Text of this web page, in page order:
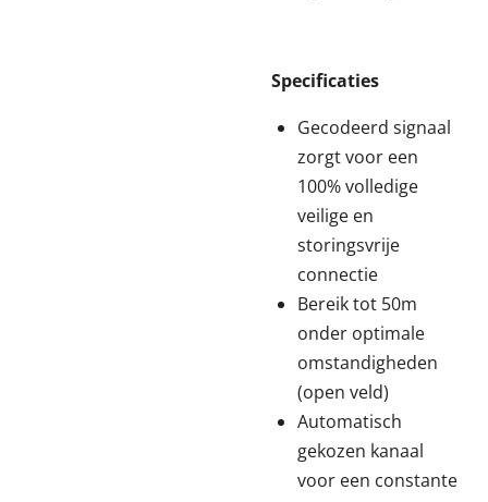
Specificaties
Gecodeerd signaal
zorgt voor een
100% volledige
veilige en
storingsvrije
connectie
Bereik tot 50m
onder optimale
omstandigheden
(open veld)
Automatisch
gekozen kanaal
voor een constante